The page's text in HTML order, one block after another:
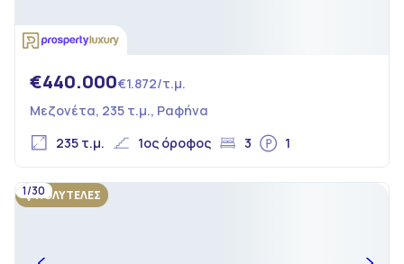
€440.000€1.872/τ.μ.
Μεζονέτα, 235 τ.μ., Ραφήνα
235 τ.μ.
1ος όροφος 3 1
ΠΟΛΥΤΕΛΕΣ
1/30